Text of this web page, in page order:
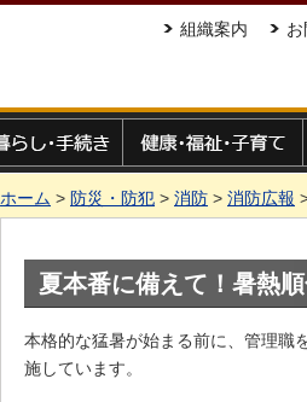
組織案内
ホーム > 防災・防犯 > 消防 > 消防広報
夏本番に備えて！暑熱
本格的な猛暑が始まる前に、管理職
施しています。